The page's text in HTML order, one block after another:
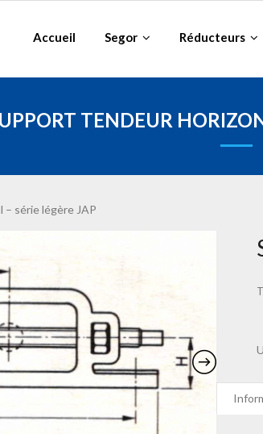
Accueil Segor Réducteurs
TENDEUR
série légère JAP